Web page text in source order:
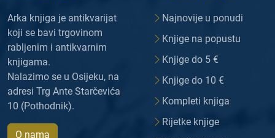
Arka knjiga je antikvarijat
koji se bavi trgovinom
rabljenim i antikvarnim
knjigama.
Nalazimo se u Osijeku, na
adresi Trg Ante Starčevića
10 (Pothodnik).
O nama
Najnovije u ponudi
Knjige na popustu
Knjige do 5 €
Knjige do 10 €
Kompleti knjiga
Rijetke knjige